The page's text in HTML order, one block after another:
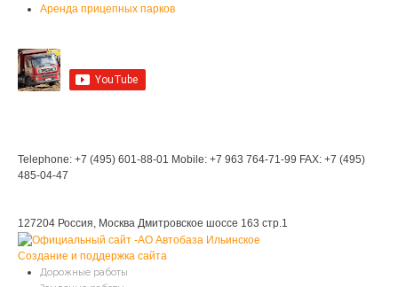
Аренда прицепных парков
Telephone: +7 (495) 601-88-01 Mobile: +7 963 764-71-99 FAX: +7 (495)
485-04-47
127204 Россия, Москва Дмитровское шоссе 163 стр.1
Создание и поддержка сайта
Дорожные работы